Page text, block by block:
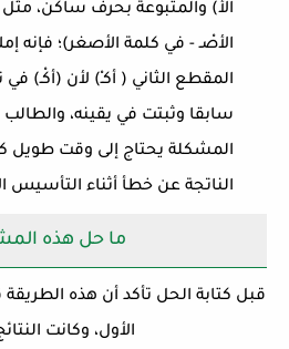
الأ) والمتبوعة بحرف ساكن، مثل
الأصْـ - في كلمة الأصغر)؛ فإنه
المقطع الثاني ( أكـْ) لأن (أكْـ)
سابقا وثبتت في يقينه،
المشكلة يحتاج إلى وقت طويل
الناتجة عن خطأ أثناء التأسيس
ما حل هذه
قبل كتابة الحل تأكد أن هذه
الأول، وكانت